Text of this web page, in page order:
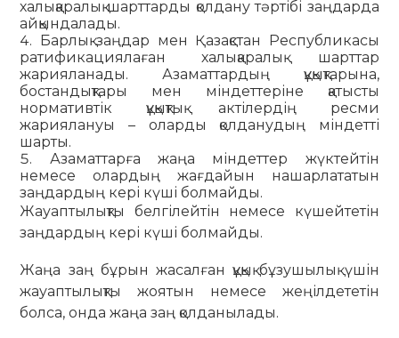
халықаралық шарттарды қолдану тәртібі заңдарда
айқындалады.
Барлық заңдар мен Қазақстан Республикасы
ратифика­циялаған халықаралық шарттар
жарияланады. Азаматтардың құқықтарына,
бостандықтары мен міндеттеріне қатысты
нормативтік құқықтық актілердің ресми
жариялануы – оларды қолданудың міндетті
шарты.
Азаматтарға жаңа міндеттер жүктейтін
немесе олардың жағдайын нашарлататын
заңдардың кері күші болмайды.
Жауаптылықты белгілейтін немесе күшейтетін
заңдардың кері күші болмайды.
Жаңа заң бұрын жасалған құқық бұзушылық үшін
жауаптылықты жоятын немесе жеңілдететін
болса, онда жаңа заң қолданылады.